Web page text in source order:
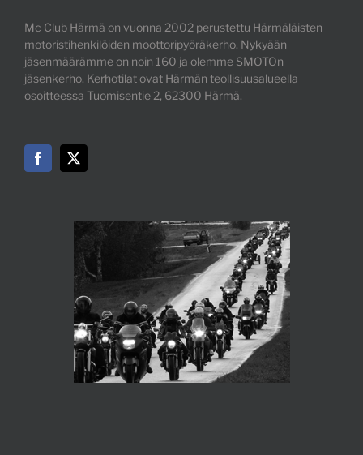
Mc Club Härmä on vuonna 2002 perustettu Härmäläisten
motoristihenkilöiden moottoripyöräkerho. Nykyään
jäsenmäärämme on noin 160 ja olemme SMOTOn
jäsenkerho. Kerhotilat ovat Härmän teollisuusalueella
osoitteessa Tuomisentie 2, 62300 Härmä.